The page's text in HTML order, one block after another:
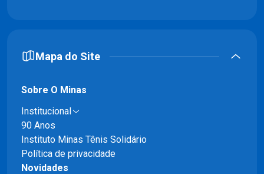
Mapa do Site
Sobre O Minas
Institucional
90 Anos
Instituto Minas Tênis Solidário
Política de privacidade
Novidades